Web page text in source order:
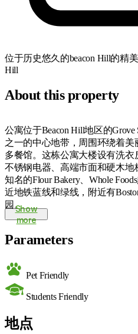
位于历史悠久的beacon Hill的精
Hill
About this property
公寓位于Beacon Hill地区的
之一的中心地带，周围环绕着
多餐馆。这栋公寓大楼设有洗
不锈钢电器、高端市面和硬木
知名的Flour Bakery、Whole
近地铁蓝线和绿线，附近有
园。Show
more
Parameters
Pet Friendly
Students Friendly
地点